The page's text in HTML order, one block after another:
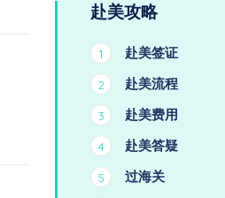
赴美攻略
1 赴美签证
2 赴美流程
3 赴美费用
4 赴美答疑
5 过海关